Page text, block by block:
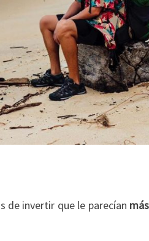
de invertir que le parecían